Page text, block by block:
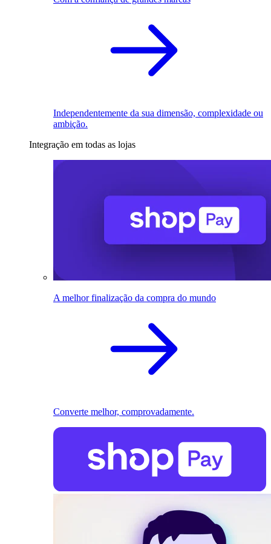
Independentemente da sua dimensão, complexidade ou
ambição.
Integração em todas as lojas
A melhor finalização da compra do mundo
Converte melhor, comprovadamente.